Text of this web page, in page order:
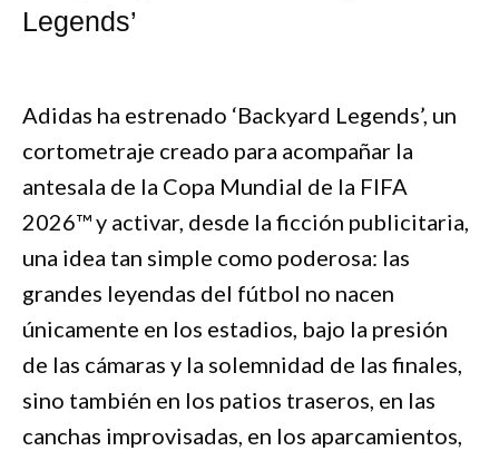
Legends’
Adidas ha estrenado ‘Backyard Legends’, un
cortometraje creado para acompañar la
antesala de la Copa Mundial de la FIFA
2026™ y activar, desde la ficción publicitaria,
una idea tan simple como poderosa: las
grandes leyendas del fútbol no nacen
únicamente en los estadios, bajo la presión
de las cámaras y la solemnidad de las finales,
sino también en los patios traseros, en las
canchas improvisadas, en los aparcamientos,